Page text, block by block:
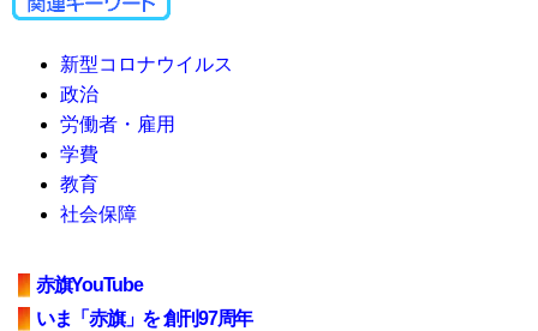
新型コロナウイルス
政治
労働者・雇用
学費
教育
社会保障
赤旗YouTube
いま「赤旗」を 創刊97周年